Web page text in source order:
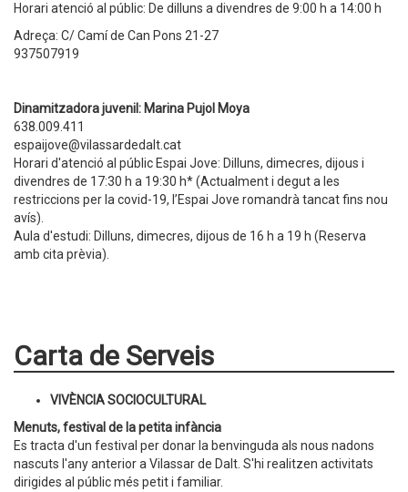
Horari atenció al públic: De dilluns a divendres de 9:00 h a 14:00 h
Adreça: C/ Camí de Can Pons 21-27
937507919
Dinamitzadora juvenil: Marina Pujol Moya
638.009.411
espaijove@vilassardedalt.cat
Horari d'atenció al públic Espai Jove: Dilluns, dimecres, dijous i
divendres de 17:30 h a 19:30 h* (Actualment i degut a les
restriccions per la covid-19, l’Espai Jove romandrà tancat fins nou
avís).
Aula d'estudi: Dilluns, dimecres, dijous de 16 h a 19 h (Reserva
amb cita prèvia).
Carta de Serveis
VIVÈNCIA SOCIOCULTURAL
Menuts, festival de la petita infància
Es tracta d'un festival per donar la benvinguda als nous nadons
nascuts l'any anterior a Vilassar de Dalt. S'hi realitzen activitats
dirigides al públic més petit i familiar.